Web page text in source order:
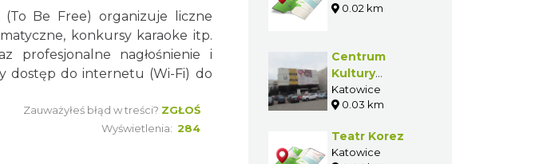
Be Free) organizuje liczne
konkursy karaoke itp.
profesjonalne nagłośnienie i
dostęp do internetu (Wi-Fi) do
Zauważyłeś błąd w treści? ZGŁOŚ
Wyświetlenia: 284
0.02 km
Centrum
Kultury
Katowice im.
Krystyny
Katowice
0.03 km
Teatr Korez
Katowice